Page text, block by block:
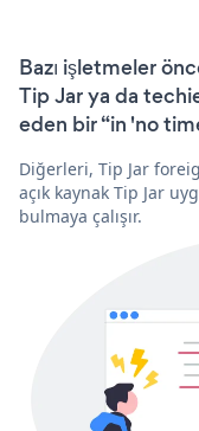
Bazı işletmeler
Tip Jar ya da
eden bir “in 'no
Diğerleri, Tip Jar
açık kaynak Tip Jar
bulmaya çalışır.